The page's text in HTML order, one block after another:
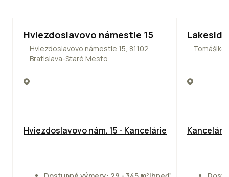
ODPORÚČAME
Hviezdoslavovo námestie 15
Hviezdoslavovo námestie 15, 81102
Bratislava-Staré Mesto
Hviezdoslavovo nám. 15 - Kancelárie